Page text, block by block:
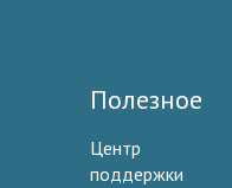
Полезное
Центр
поддержки